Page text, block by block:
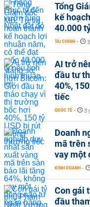
Tổng
kế
40.000
TÀI CHÍNH -
AI trở
đầu tư
40%,
tiếc
QUỐC TẾ - 3
Doanh
mã trên
vay một
KINH DOANH -
Con gái
đầu